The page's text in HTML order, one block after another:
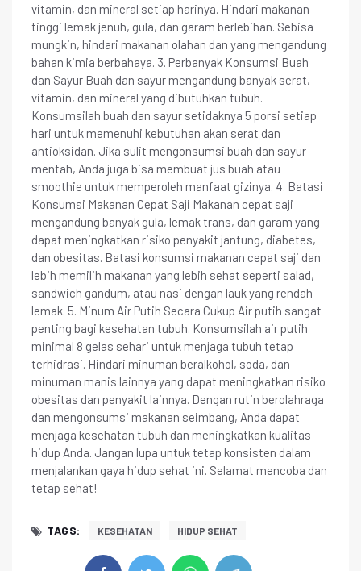
vitamin, dan mineral setiap harinya. Hindari makanan
tinggi lemak jenuh, gula, dan garam berlebihan. Sebisa
mungkin, hindari makanan olahan dan yang mengandung
bahan kimia berbahaya. 3. Perbanyak Konsumsi Buah
dan Sayur Buah dan sayur mengandung banyak serat,
vitamin, dan mineral yang dibutuhkan tubuh.
Konsumsilah buah dan sayur setidaknya 5 porsi setiap
hari untuk memenuhi kebutuhan akan serat dan
antioksidan. Jika sulit mengonsumsi buah dan sayur
mentah, Anda juga bisa membuat jus buah atau
smoothie untuk memperoleh manfaat gizinya. 4. Batasi
Konsumsi Makanan Cepat Saji Makanan cepat saji
mengandung banyak gula, lemak trans, dan garam yang
dapat meningkatkan risiko penyakit jantung, diabetes,
dan obesitas. Batasi konsumsi makanan cepat saji dan
lebih memilih makanan yang lebih sehat seperti salad,
sandwich gandum, atau nasi dengan lauk yang rendah
lemak. 5. Minum Air Putih Secara Cukup Air putih sangat
penting bagi kesehatan tubuh. Konsumsilah air putih
minimal 8 gelas sehari untuk menjaga tubuh tetap
terhidrasi. Hindari minuman beralkohol, soda, dan
minuman manis lainnya yang dapat meningkatkan risiko
obesitas dan penyakit lainnya. Dengan rutin berolahraga
dan mengonsumsi makanan seimbang, Anda dapat
menjaga kesehatan tubuh dan meningkatkan kualitas
hidup Anda. Jangan lupa untuk tetap konsisten dalam
menjalankan gaya hidup sehat ini. Selamat mencoba dan
tetap sehat!
TAGS: KESEHATAN HIDUP SEHAT